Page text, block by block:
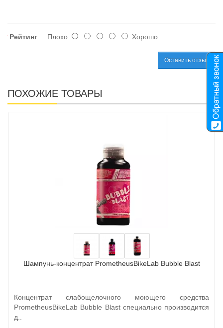
Рейтинг Плохо Хорошо
Оставить отзыв
ПОХОЖИЕ ТОВАРЫ
Шампунь-концентрат PrometheusBikeLab Bubble Blast
Концентрат слабощелочного моющего средства
PrometheusBikeLab Bubble Blast специально производится
д..